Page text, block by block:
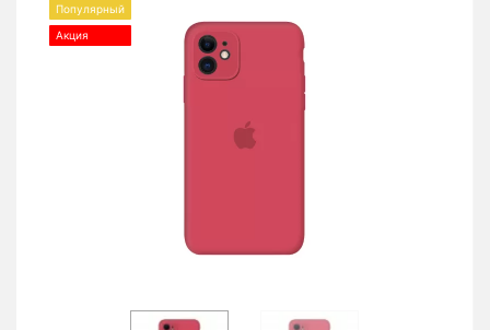
Популярный
Акция